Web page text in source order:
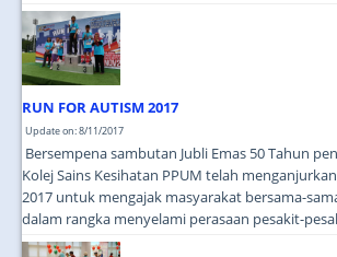
RUN FOR AUTISM 2017
Update on: 8/11/2017
Bersempena sambutan Jubli Emas 50 Tahun
Kolej Sains Kesihatan PPUM telah
2017 untuk mengajak masyarakat bersama-
dalam rangka menyelami perasaan pesakit-